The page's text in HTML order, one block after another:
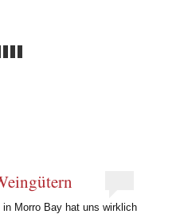
in Morro Bay hat uns wirklich